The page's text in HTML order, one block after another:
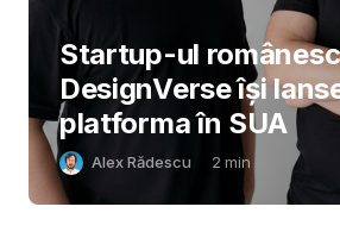
Startup-ul românesc
DesignVerse își
platforma în SUA
Alex Rădescu 2 min